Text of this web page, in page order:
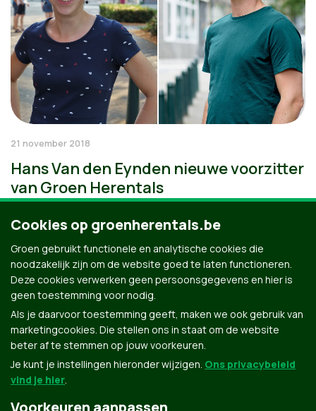
21 november 2018
Hans Van den Eynden nieuwe voorzitter
van Groen Herentals
Cookies op groenherentals.be
Groen gebruikt functionele en analytische cookies die
noodzakelijk zijn om de website goed te laten functioneren.
Deze cookies verwerken geen persoonsgegevens en hier is
geen toestemming voor nodig.
Als je daarvoor toestemming geeft, maken we ook gebruik van
marketingcookies. Die stellen ons in staat om de website
beter af te stemmen op jouw voorkeuren.
Je kunt je instellingen hieronder wijzigen. Ons privacybeleid
vind je hier.
Voorkeuren aanpassen